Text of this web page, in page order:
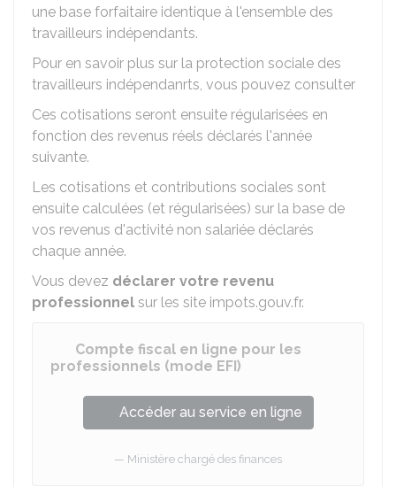
une base forfaitaire identique à l'ensemble des
travailleurs indépendants.
Pour en savoir plus sur la protection sociale des
travailleurs indépendanrts, vous pouvez consulter
Ces cotisations seront ensuite régularisées en
fonction des revenus réels déclarés l'année
suivante.
Les cotisations et contributions sociales sont
ensuite calculées (et régularisées) sur la base de
vos revenus d'activité non salariée déclarés
chaque année.
Vous devez déclarer votre revenu
professionnel sur les site impots.gouv.fr.
Compte fiscal en ligne pour les
professionnels (mode EFI)
Accéder au service en ligne
Ministère chargé des finances